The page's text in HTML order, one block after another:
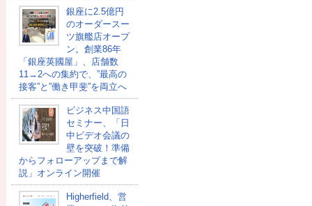
銀座に2.5億円
のオーダースー
ツ旗艦店オープ
ン。創業86年
「銀座英國屋」、店舗数
11→2への集約で、”最高の
接客”と”働き甲斐”を両立へ
ビジネス中国語
セミナー、「日
中ビデオ会議の
壁を突破！準備
からフォローアップまで解
説」オンライン開催
Higherfield、営